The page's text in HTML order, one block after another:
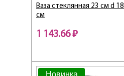
Ваза стеклянная 23 см d 18
см
1 143.66 ₽
Новинка